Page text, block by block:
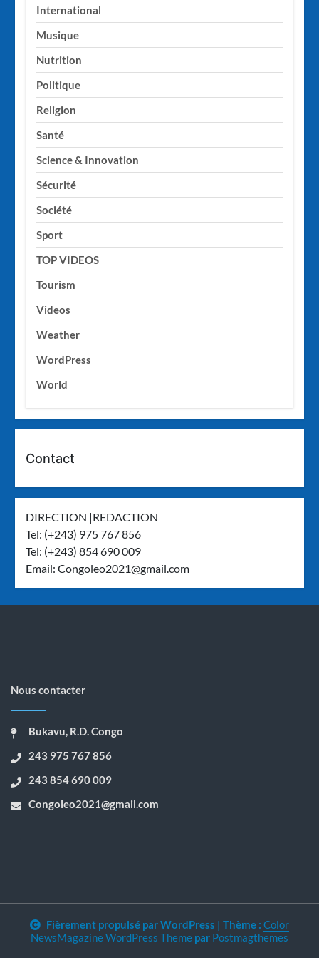
International
Musique
Nutrition
Politique
Religion
Santé
Science & Innovation
Sécurité
Société
Sport
TOP VIDEOS
Tourism
Videos
Weather
WordPress
World
Contact
DIRECTION |REDACTION
Tel: (+243) 975 767 856
Tel: (+243) 854 690 009
Email:Congoleo2021@gmail.com
Nous contacter
Bukavu, R.D. Congo
243 975 767 856
243 854 690 009
Congoleo2021@gmail.com
Fièrement propulsé par WordPress | Thème : Color
NewsMagazine WordPress Theme par Postmagthemes